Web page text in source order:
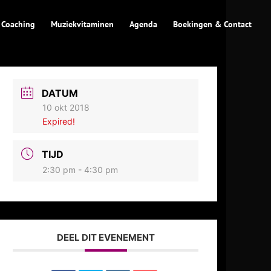
Muziekvitaminen Agenda Boekingen & Contact
DATUM
10 okt 2018
Expired!
TIJD
2:30 pm - 4:30 pm
DEEL DIT EVENEMENT